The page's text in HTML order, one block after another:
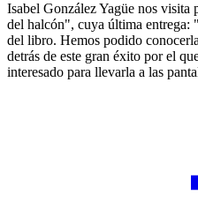
Isabel González Yagüe nos
del halcón", cuya última entrega:
del libro. Hemos podido
detrás de este gran éxito por el
interesado para llevarla a las